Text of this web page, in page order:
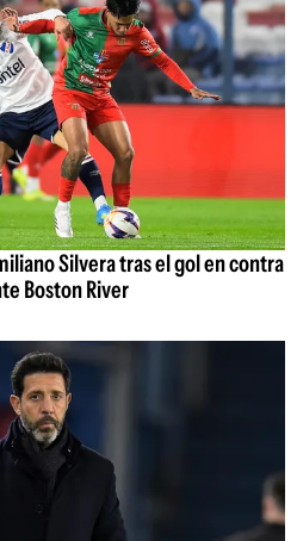
Silvera tras el gol en contra
Boston River